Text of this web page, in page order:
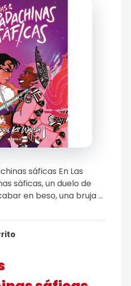
sáficas En Las
sáficas, un duelo de
en beso, una bruja ...